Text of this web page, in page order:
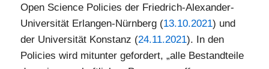
Open Science Policies der Friedrich-Alexander-
Universität Erlangen-Nürnberg (13.10.2021) und
der Universität Konstanz (24.11.2021). In den
Policies wird mitunter gefordert, „alle Bestandteile